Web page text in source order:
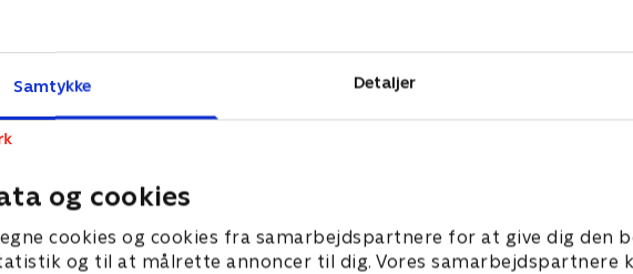
Samtykke Detaljer
og cookies
cookies og cookies fra samarbejdspartnere for at give dig den
og til at målrette annoncer til dig. Vores samarbejdspartnere
Tiafoe-Rinderknech, Montreal
Se højdepunkterne fra ATP-kampen
I dag • 4 min
Norrie-De Minaur,